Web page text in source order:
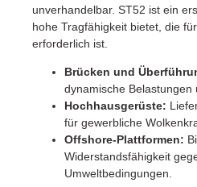
unverhandelbar. ST52 ist ein
hohe Tragfähigkeit bietet, die
erforderlich ist.
Brücken und
dynamische
Hochhausgerüste:
für gewerbliche
Offshore-Plattformen:
Widerstandsfähigkeit
Umweltbedingungen.